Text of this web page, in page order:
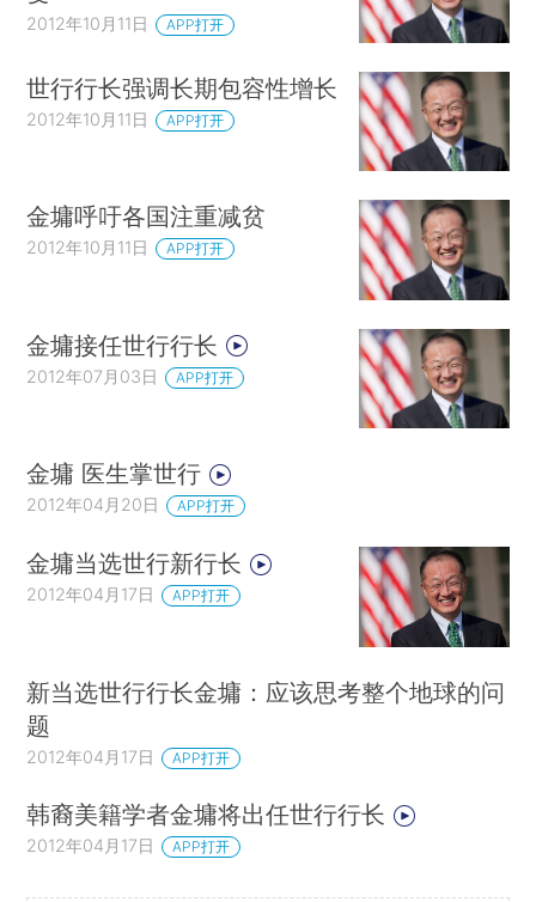
2012年10月11日 APP打开
世行行长强调长期包容性增长
2012年10月11日 APP打开
金墉呼吁各国注重减贫
2012年10月11日 APP打开
金墉接任世行行长
2012年07月03日 APP打开
金墉 医生掌世行
2012年04月20日 APP打开
金墉当选世行新行长
2012年04月17日 APP打开
新当选世行行长金墉：应该思考整个地球的问
题
2012年04月17日 APP打开
韩裔美籍学者金墉将出任世行行长
2012年04月17日 APP打开